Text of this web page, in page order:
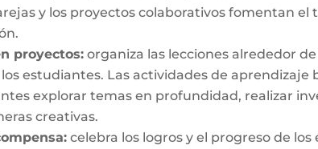
y los proyectos colaborativos fomentan el
proyectos: organiza las lecciones alrededor
estudiantes. Las actividades de aprendizaje
explorar temas en profundidad, realizar
creativas.
celebra los logros y el progreso de